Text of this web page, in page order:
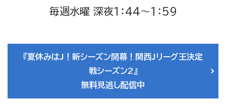
毎週水曜 深夜1：44～1：59
『夏休みはJ！新シーズン開幕！関西Jリーグ王決定
戦シーズン2』
無料見逃し配信中